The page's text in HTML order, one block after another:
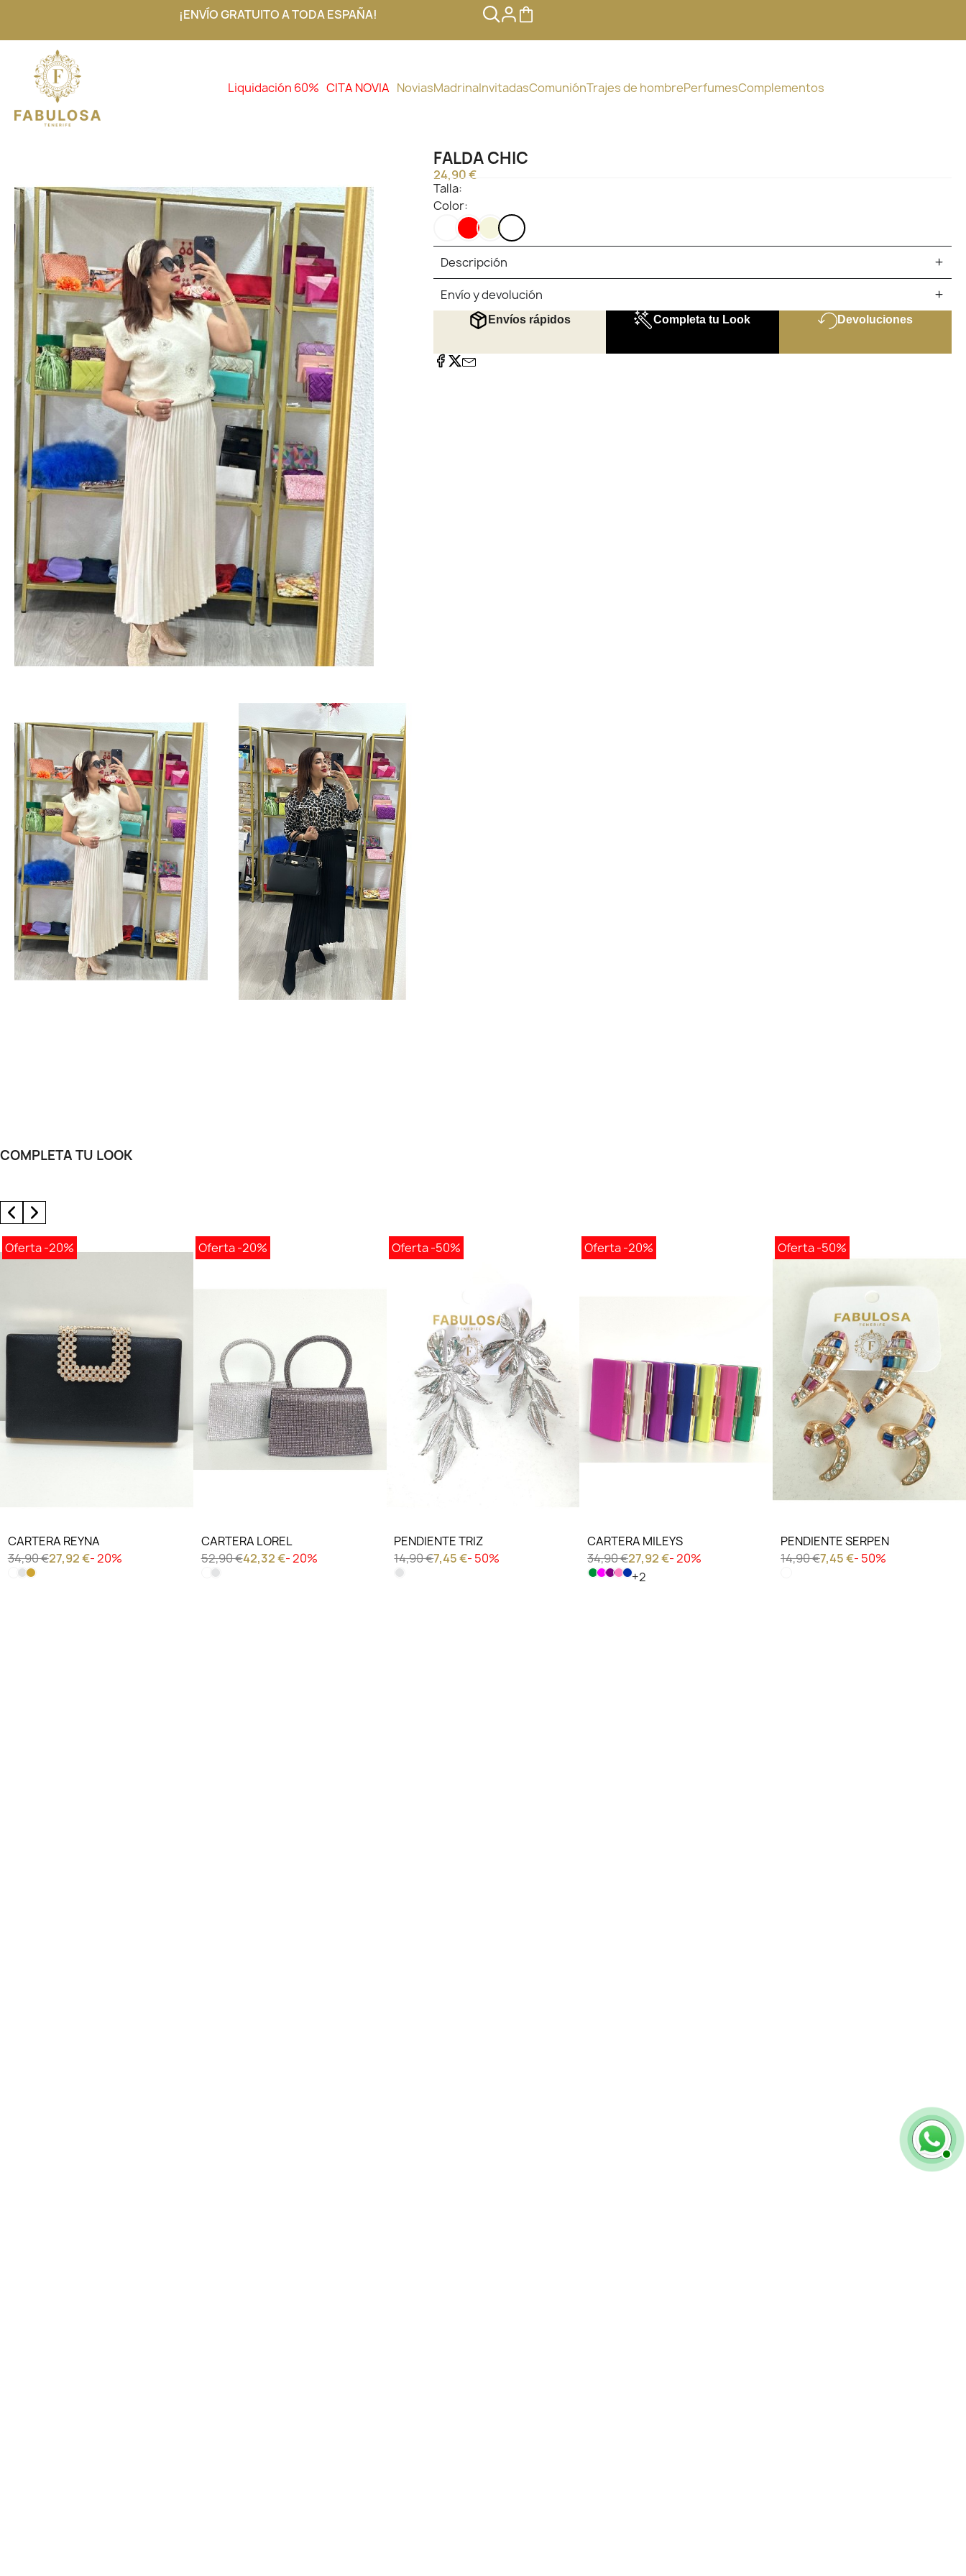
¡ENVÍO GRATUITO A TODA ESPAÑA!
Liquidación 60% CITA NOVIA NoviasMadrinaInvitadasComuniónTrajes de hombrePerfumesComplementos
FALDA CHIC
24,90 €
Talla:
Color:
NEGROROJOBEIGEESTAMPADO
Descripción
Envío y devolución
Envíos rápidos Completa tu Look Devoluciones
COMPLETA TU LOOK
Oferta-20%
CARTERA REYNA
34,90 €27,92 €- 20%
Oferta-20%
CARTERA LOREL
52,90 €42,32 €- 20%
LO QUIERO VER
Oferta-50%
PENDIENTE TRIZ
14,90 €7,45 €- 50%
Oferta-20%
CARTERA MILEYS
34,90 €27,92 €- 20%
+2
Oferta-50%
PENDIENTE SERPEN
14,90 €7,45 €- 50%